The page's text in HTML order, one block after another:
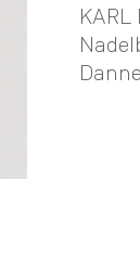
KARL